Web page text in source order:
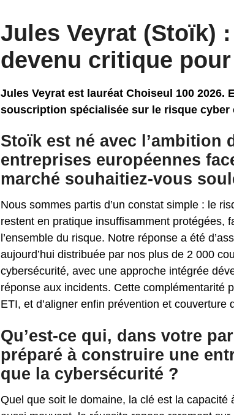
Jules Veyrat (Stoïk)
devenu critique
Jules Veyrat est lauréat Choiseul 100 2026.
souscription spécialisée sur le risque cyber
Stoïk est né avec l’ambition
entreprises européennes
marché souhaitiez-vous
Nous sommes partis d’un constat simple : le
restent en pratique insuffisamment protégées,
l’ensemble du risque. Notre réponse a été
aujourd’hui distribuée par nos plus de 2 000
cybersécurité, avec une approche intégrée
réponse aux incidents. Cette complémentarité
ETI, et d’aligner enfin prévention et couverture
Qu’est-ce qui, dans votre
préparé à construire une
que la cybersécurité ?
Quel que soit le domaine, la clé est la